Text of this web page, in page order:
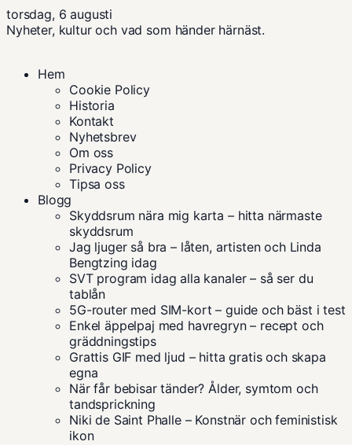
torsdag, 6 augusti
Nyheter, kultur och vad som händer härnäst.
Hem
Cookie Policy
Historia
Kontakt
Nyhetsbrev
Om oss
Privacy Policy
Tipsa oss
Blogg
Skyddsrum nära mig karta – hitta närmaste
skyddsrum
Jag ljuger så bra – låten, artisten och Linda
Bengtzing idag
SVT program idag alla kanaler – så ser du
tablån
5G-router med SIM-kort – guide och bäst i test
Enkel äppelpaj med havregryn – recept och
gräddningstips
Grattis GIF med ljud – hitta gratis och skapa
egna
När får bebisar tänder? Ålder, symtom och
tandsprickning
Niki de Saint Phalle – Konstnär och feministisk
ikon